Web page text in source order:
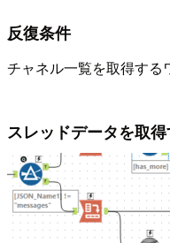
反復条件
チャネル一覧を取得する
スレッドデータを取